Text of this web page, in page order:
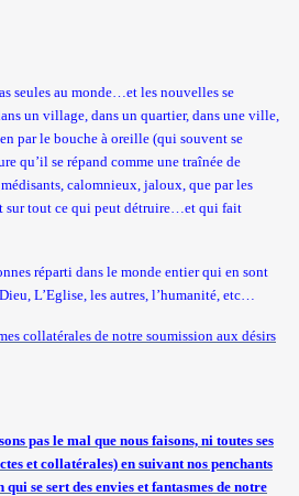
seules au monde…et les nouvelles se
un village, dans un quartier, dans une ville,
par le bouche à oreille (qui souvent se
qu’il se répand comme une traînée de
calomnieux, jaloux, que par les
sur tout ce qui peut détruire…et qui fait
réparti dans le monde entier qui en sont
L’Eglise, les autres, l’humanité, etc…
collatérales de notre soumission aux désirs
pas le mal que nous faisons, ni toutes ses
et collatérales) en suivant nos penchants
se sert des envies et fantasmes de notre